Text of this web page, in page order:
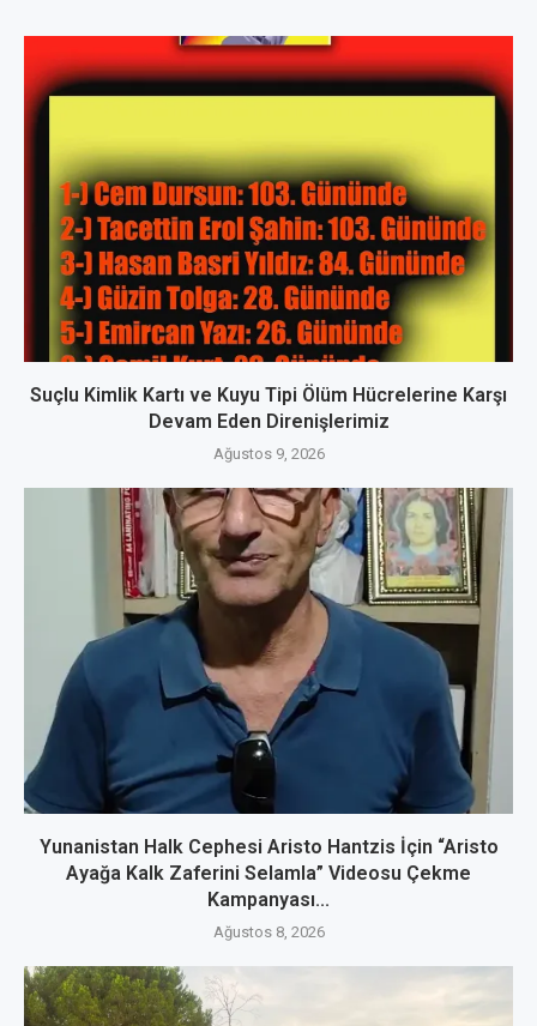
Suçlu Kimlik Kartı ve Kuyu Tipi Ölüm Hücrelerine Karşı
Devam Eden Direnişlerimiz
Ağustos 9, 2026
Yunanistan Halk Cephesi Aristo Hantzis İçin “Aristo
Ayağa Kalk Zaferini Selamla” Videosu Çekme
Kampanyası...
Ağustos 8, 2026